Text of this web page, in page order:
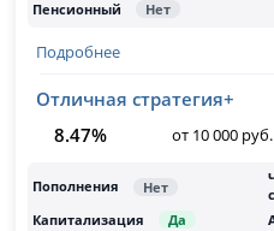
Подробнее
Отличная стратегия+
8.47%
от 10 000 руб.